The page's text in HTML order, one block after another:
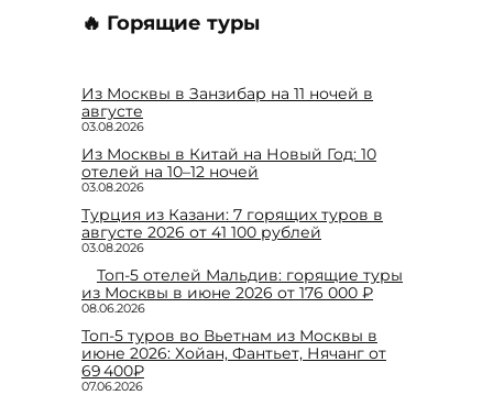
🔥 Горящие туры
Из Москвы в Занзибар на 11 ночей в
августе
03.08.2026
Из Москвы в Китай на Новый Год: 10
отелей на 10–12 ночей
03.08.2026
Турция из Казани: 7 горящих туров в
августе 2026 от 41 100 рублей
03.08.2026
Топ-5 отелей Мальдив: горящие туры
из Москвы в июне 2026 от 176 000 ₽
08.06.2026
Топ-5 туров во Вьетнам из Москвы в
июне 2026: Хойан, Фантьет, Нячанг от
69 400₽
07.06.2026